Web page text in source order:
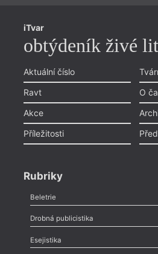
iTvar
obtýdeník živé
Aktuální číslo
Ravt
Akce
Příležitosti
O
Rubriky
Beletrie
Poezie,Próza,Dokumenty
Drobná publicistika
Odlesk
Nekrolog,Glosa,Sloupek,Pozvánka,
Esejistika